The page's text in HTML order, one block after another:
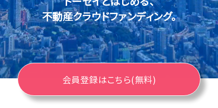
不動産クラウドファンディング。
会員登録はこちら(無料)